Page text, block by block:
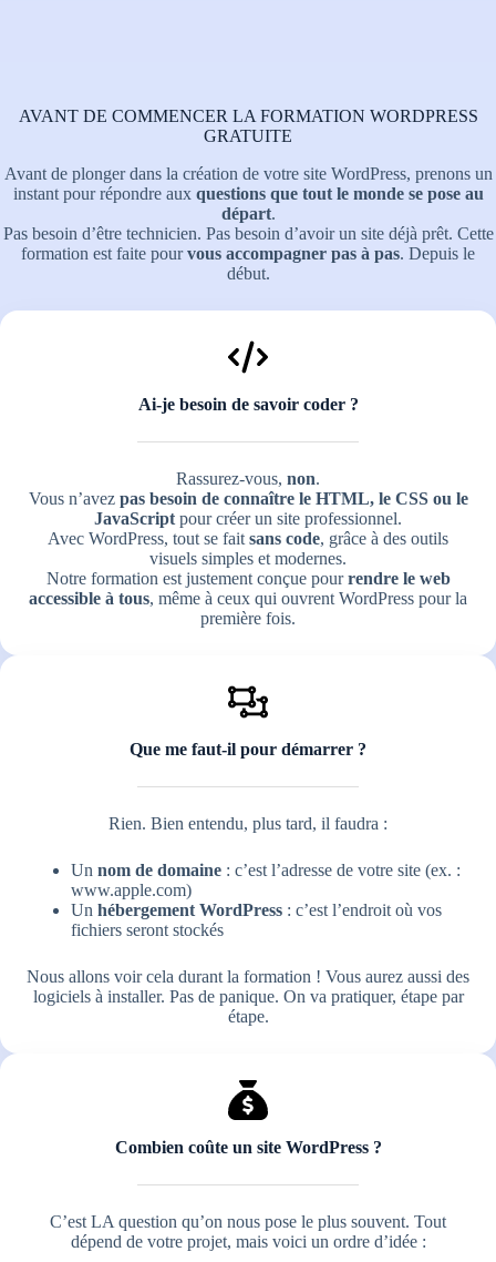
AVANT DE COMMENCER LA FORMATION WORDPRESS
GRATUITE
Avant de plonger dans la création de votre site WordPress, prenons un
instant pour répondre aux questions que tout le monde se pose au
départ.
Pas besoin d’être technicien. Pas besoin d’avoir un site déjà prêt. Cette
formation est faite pourvous accompagner pas à pas. Depuis le
début.
Ai-je besoin de savoir coder ?
Rassurez-vous, non.
Vous n’avez pas besoin de connaître le HTML, le CSS ou le
JavaScript pour créer un site professionnel.
Avec WordPress, tout se fait sans code, grâce à des outils
visuels simples et modernes.
Notre formation est justement conçue pourrendre le web
accessible à tous, même à ceux qui ouvrent WordPress pour la
première fois.
Que me faut-il pour démarrer ?
Rien. Bien entendu, plus tard, il faudra :
Un nom de domaine : c’est l’adresse de votre site (ex. :
www.apple.com)
Un hébergement WordPress : c’est l’endroit où vos
fichiers seront stockés
Nous allons voir cela durant la formation ! Vous aurez aussi des
logiciels à installer. Pas de panique. On va pratiquer, étape par
étape.
Combien coûte un site WordPress ?
C’est LA question qu’on nous pose le plus souvent. Tout
dépend de votre projet, mais voici un ordre d’idée :